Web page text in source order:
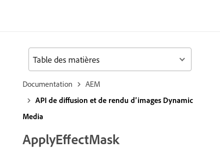
Documentation
AEM
API de diffusion et de rendu d’images Dynamic
Media
ApplyEffectMask
Table des matières